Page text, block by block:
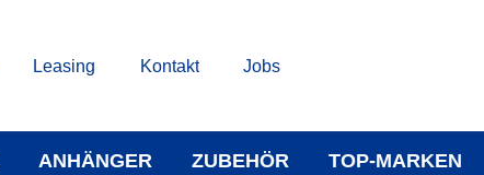
Leasing Kontakt Jobs
ANHÄNGER ZUBEHÖR TOP-MARKEN